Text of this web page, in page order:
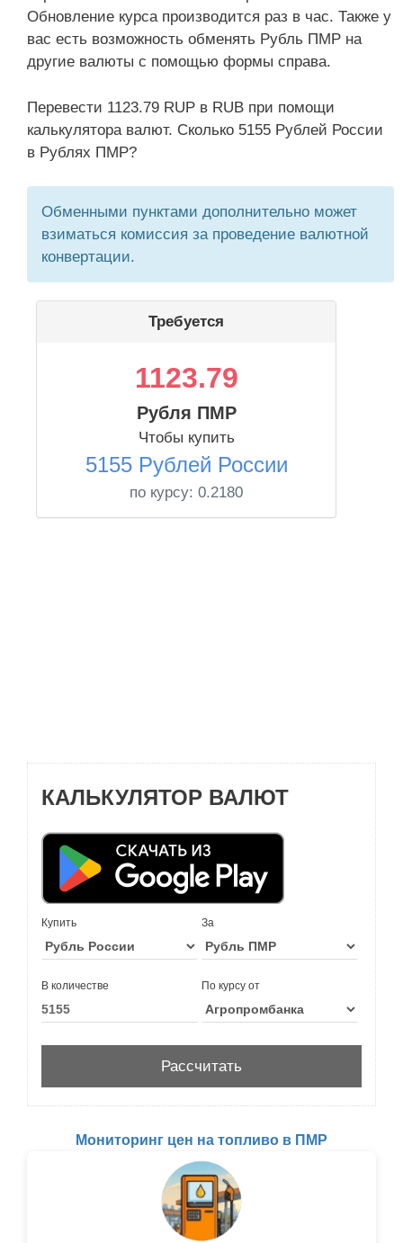
Обновление курса производится раз в час. Также у
вас есть возможность обменять Рубль ПМР на
другие валюты с помощью формы справа.
Перевести 1123.79 RUP в RUB при помощи
калькулятора валют. Сколько 5155 Рублей России
в Рублях ПМР?
Обменными пунктами дополнительно может
взиматься комиссия за проведение валютной
конвертации.
Требуется
1123.79
Рубля ПМР
Чтобы купить
5155 Рублей России
по курсу: 0.2180
КАЛЬКУЛЯТОР ВАЛЮТ
Купить За
В количестве По курсу от
Мониторинг цен на топливо в ПМР